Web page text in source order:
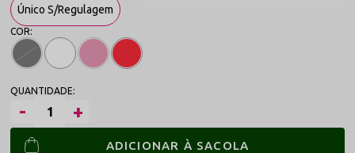
Único S/Regulagem
ADICIONAR À SACOLA